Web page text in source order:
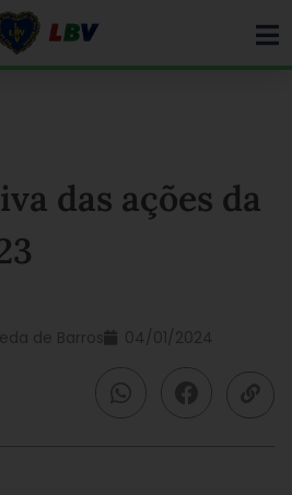
das ações da
de Barros 04/01/2024